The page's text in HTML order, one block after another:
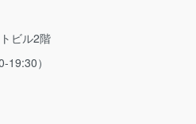
ビル2階
）